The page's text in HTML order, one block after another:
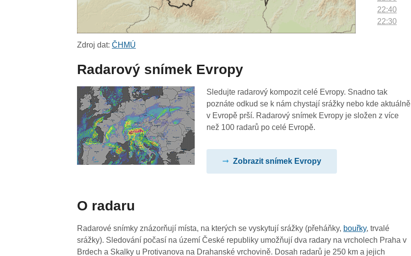
22:40
22:30
21:30
21:20
21:10
19:30
19:20
Zdroj dat:ČHMÚ
Radarový snímek Evropy
Sledujte radarový kompozit celé Evropy. Snadno tak
poznáte odkud se k nám chystají srážky nebo kde aktuálně
v Evropě prší. Radarový snímek Evropy je složen z více
než 100 radarů po celé Evropě.
Zobrazit snímek Evropy
O radaru
Radarové snímky znázorňují místa, na kterých se vyskytují srážky (přeháňky, bouřky, trvalé
srážky). Sledování počasí na území České republiky umožňují dva radary na vrcholech Praha v
Brdech a Skalky u Protivanova na Drahanské vrchovině. Dosah radarů je 250 km a jejich